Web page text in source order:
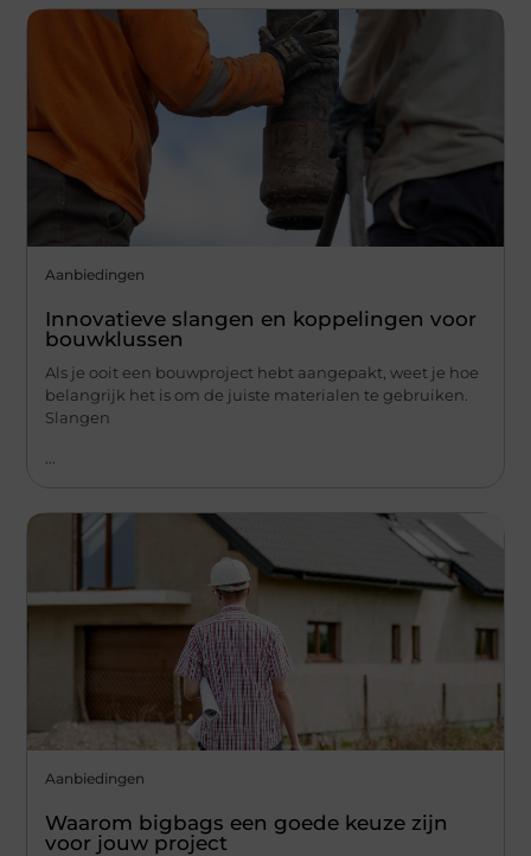
Aanbiedingen
Innovatieve slangen en koppelingen voor
bouwklussen
Als je ooit een bouwproject hebt aangepakt, weet je hoe
belangrijk het is om de juiste materialen te gebruiken.
Slangen
Aanbiedingen
Waarom bigbags een goede keuze zijn
voor jouw project